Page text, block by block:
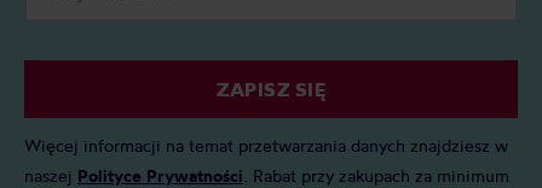
ZAPISZ SIĘ
Więcej informacji na temat przetwarzania danych znajdziesz w
naszej Polityce Prywatności . Rabat przy zakupach za minimum